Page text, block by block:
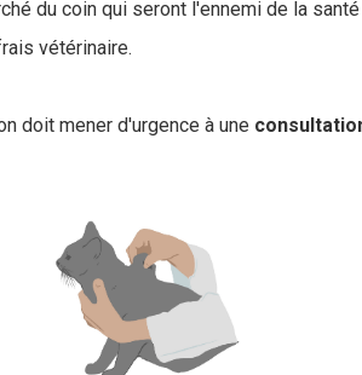
du coin qui seront l'ennemi de la
vétérinaire.
doit mener d'urgence à une